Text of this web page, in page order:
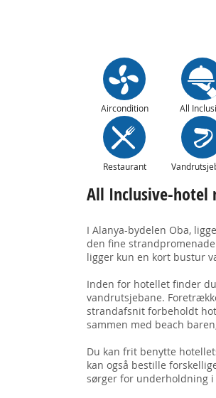
Aircondition All
Restaurant
All Inclusive-hotel
I Alanya-bydelen Oba,
den fine
ligger kun en kort bustur
Inden for hotellet finder
vandrutsjebane.
strandafsnit forbeholdt
sammen med beach
Du kan frit benytte
kan også bestille
sørger for underholdning